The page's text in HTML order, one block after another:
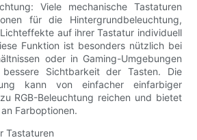
Viele mechanische Tastaturen
für die Hintergrundbeleuchtung,
auf ihrer Tastatur individuell
Funktion ist besonders nützlich bei
oder in Gaming-Umgebungen
Sichtbarkeit der Tasten. Die
kann von einfacher einfarbiger
RGB-Beleuchtung reichen und bietet
Farboptionen.
Tastaturen